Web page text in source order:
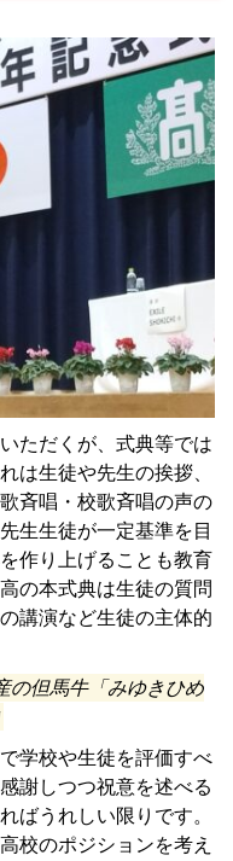
ただくが、式典等では
は生徒や先生の挨拶、
斉唱・校歌斉唱の声の
生生徒が一定基準を目
作り上げることも教育
の本式典は生徒の質問
講演など生徒の主体的
の但馬牛「みゆきひめ
学校や生徒を評価すべ
謝しつつ祝意を述べる
ばうれしい限りです。
校のポジションを考え